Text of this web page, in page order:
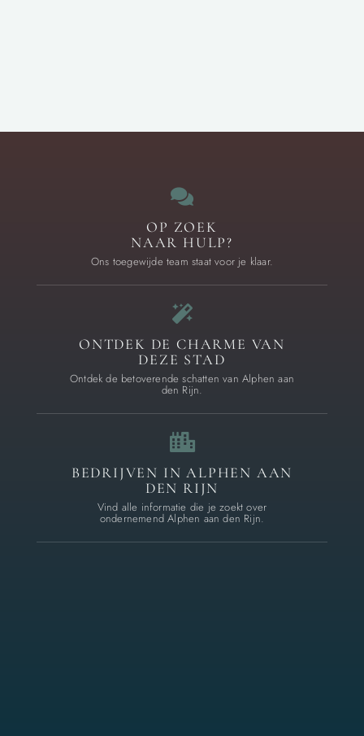
OP ZOEK
NAAR HULP?
Ons toegewijde team staat voor je klaar.
ONTDEK DE CHARME VAN
DEZE STAD
Ontdek de betoverende schatten van Alphen aan
den Rijn.
BEDRIJVEN IN ALPHEN AAN
DEN RIJN
Vind alle informatie die je zoekt over
ondernemend Alphen aan den Rijn.